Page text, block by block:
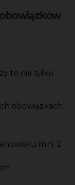
to nie tylko
obowiązkach
min. 2